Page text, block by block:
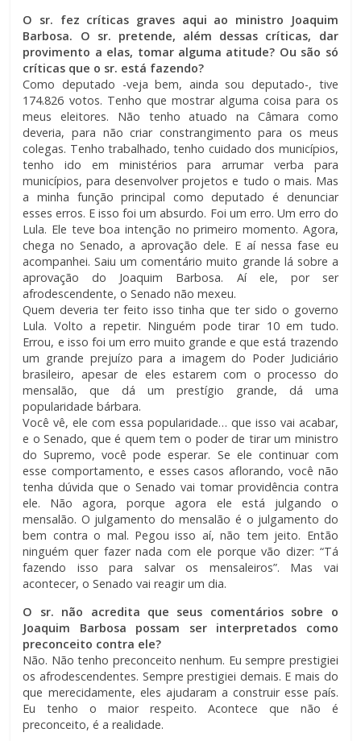
O sr. fez críticas graves aqui ao ministro Joaquim
Barbosa. O sr. pretende, além dessas críticas, dar
provimento a elas, tomar alguma atitude? Ou são só
críticas que o sr. está fazendo?
Como deputado -veja bem, ainda sou deputado-, tive
174.826 votos. Tenho que mostrar alguma coisa para os
meus eleitores. Não tenho atuado na Câmara como
deveria, para não criar constrangimento para os meus
colegas. Tenho trabalhado, tenho cuidado dos municípios,
tenho ido em ministérios para arrumar verba para
municípios, para desenvolver projetos e tudo o mais. Mas
a minha função principal como deputado é denunciar
esses erros. E isso foi um absurdo. Foi um erro. Um erro do
Lula. Ele teve boa intenção no primeiro momento. Agora,
chega no Senado, a aprovação dele. E aí nessa fase eu
acompanhei. Saiu um comentário muito grande lá sobre a
aprovação do Joaquim Barbosa. Aí ele, por ser
afrodescendente, o Senado não mexeu.
Quem deveria ter feito isso tinha que ter sido o governo
Lula. Volto a repetir. Ninguém pode tirar 10 em tudo.
Errou, e isso foi um erro muito grande e que está trazendo
um grande prejuízo para a imagem do Poder Judiciário
brasileiro, apesar de eles estarem com o processo do
mensalão, que dá um prestígio grande, dá uma
popularidade bárbara.
Você vê, ele com essa popularidade… que isso vai acabar,
e o Senado, que é quem tem o poder de tirar um ministro
do Supremo, você pode esperar. Se ele continuar com
esse comportamento, e esses casos aflorando, você não
tenha dúvida que o Senado vai tomar providência contra
ele. Não agora, porque agora ele está julgando o
mensalão. O julgamento do mensalão é o julgamento do
bem contra o mal. Pegou isso aí, não tem jeito. Então
ninguém quer fazer nada com ele porque vão dizer: “Tá
fazendo isso para salvar os mensaleiros”. Mas vai
acontecer, o Senado vai reagir um dia.
O sr. não acredita que seus comentários sobre o
Joaquim Barbosa possam ser interpretados como
preconceito contra ele?
Não. Não tenho preconceito nenhum. Eu sempre prestigiei
os afrodescendentes. Sempre prestigiei demais. E mais do
que merecidamente, eles ajudaram a construir esse país.
Eu tenho o maior respeito. Acontece que não é
preconceito, é a realidade.